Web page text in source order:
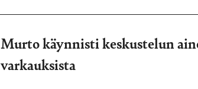
Murto käynnisti keskustelun
varkauksista